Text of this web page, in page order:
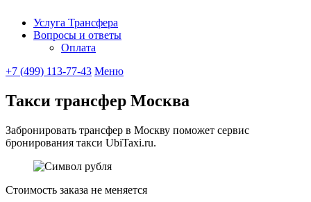
Ubitaxi
Услуга Трансфера
Вопросы и ответы
Оплата
+7 (499) 113-77-43 Меню
Такси трансфер Москва
Забронировать трансфер в Москву поможет сервис
бронирования такси UbiTaxi.ru.
Стоимость заказа не меняется